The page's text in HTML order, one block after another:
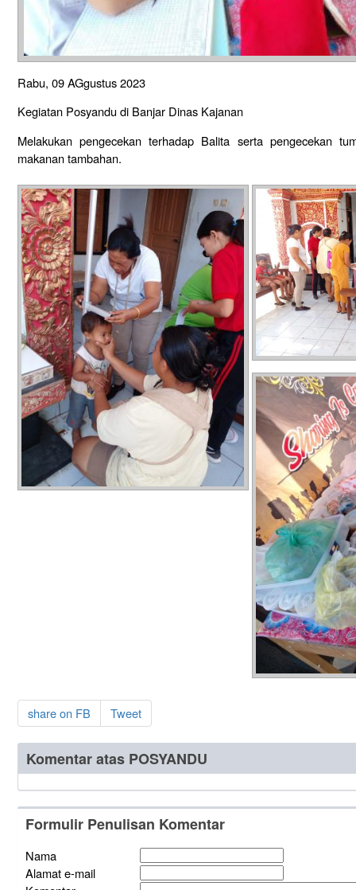
Rabu, 09 AGgustus 2023
Kegiatan Posyandu di Banjar Dinas Kajanan
Melakukan pengecekan terhadap Balita serta pengecekan
makanan tambahan.
share on FB Tweet
Komentar atas POSYANDU
Formulir Penulisan Komentar
Nama
Alamat e-mail